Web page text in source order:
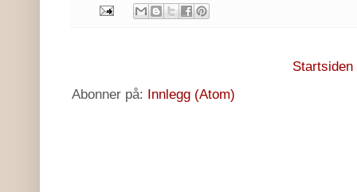
Startsiden
Abonner på: Innlegg (Atom)